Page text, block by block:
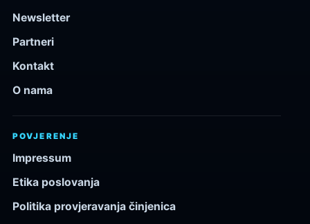
Newsletter
Partneri
Kontakt
O nama
POVJERENJE
Impressum
Etika poslovanja
Politika provjeravanja činjenica